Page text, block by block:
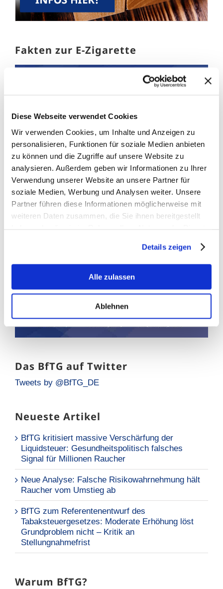
Diese Webseite verwendet Cookies
Wir verwenden Cookies, um Inhalte und Anzeigen zu
personalisieren, Funktionen für soziale Medien anbieten
zu können und die Zugriffe auf unsere Website zu
analysieren. Außerdem geben wir Informationen zu Ihrer
Verwendung unserer Website an unsere Partner für
soziale Medien, Werbung und Analysen weiter. Unsere
Partner führen diese Informationen möglicherweise mit
weiteren Daten zusammen, die Sie ihnen bereitgestellt
Details zeigen
Alle zulassen
Ablehnen
Fakten zur E-Zigarette
Das BfTG auf Twitter
Tweets by @BfTG_DE
Neueste Artikel
BfTG kritisiert massive Verschärfung der
Liquidsteuer: Gesundheitspolitisch falsches
Signal für Millionen Raucher
Neue Analyse: Falsche Risikowahrnehmung hält
Raucher vom Umstieg ab
BfTG zum Referentenentwurf des
Tabaksteuergesetzes: Moderate Erhöhung löst
Grundproblem nicht – Kritik an
Stellungnahmefrist
Warum BfTG?